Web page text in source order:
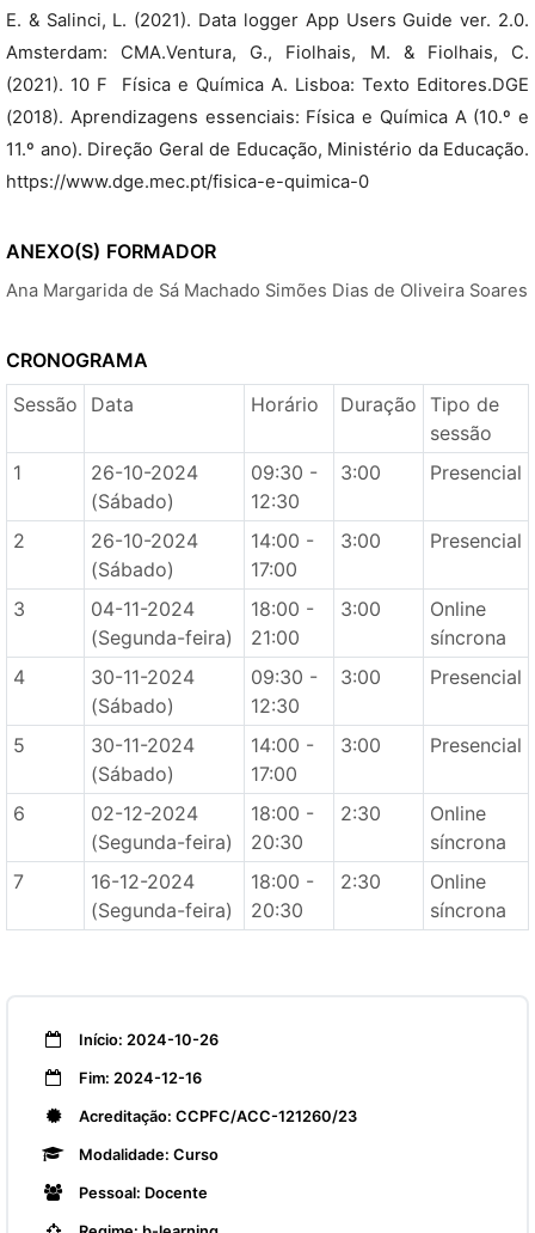
E. & Salinci, L. (2021). Data logger App Users Guide ver. 2.0.
Amsterdam: CMA.Ventura, G., Fiolhais, M. & Fiolhais, C.
(2021). 10 F  Física e Química A. Lisboa: Texto Editores.DGE
(2018). Aprendizagens essenciais: Física e Química A (10.º e
11.º ano). Direção Geral de Educação, Ministério da Educação.
https://www.dge.mec.pt/fisica-e-quimica-0
ANEXO(S) FORMADOR
Ana Margarida de Sá Machado Simões Dias de Oliveira Soares
CRONOGRAMA
Sessão
Data Horário Duração Tipo de
sessão
1
26-10-2024
(Sábado)
09:30 -
12:30
3:00 Presencial
2
26-10-2024
(Sábado)
14:00 -
17:00
3:00 Presencial
3
04-11-2024
(Segunda-feira)
18:00 -
21:00
3:00
Online
síncrona
4
30-11-2024
(Sábado)
09:30 -
12:30
3:00 Presencial
5
30-11-2024
(Sábado)
14:00 -
17:00
3:00 Presencial
6
02-12-2024
(Segunda-feira)
18:00 -
20:30
2:30
Online
síncrona
7
16-12-2024
(Segunda-feira)
18:00 -
20:30
2:30
Online
síncrona
Início: 2024-10-26
Fim: 2024-12-16
Acreditação: CCPFC/ACC-121260/23
Modalidade: Curso
Pessoal: Docente